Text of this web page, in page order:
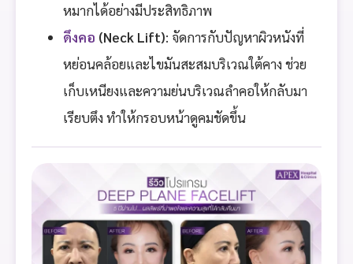
หมากได้อย่างมีประสิทธิภาพ
ดึงคอ (Neck Lift): จัดการกับปัญหาผิวหนังที่
หย่อนคล้อยและไขมันสะสมบริเวณใต้คาง ช่วย
เก็บเหนียงและความย่นบริเวณลำคอให้กลับมา
เรียบตึง ทำให้กรอบหน้าดูคมชัดขึ้น